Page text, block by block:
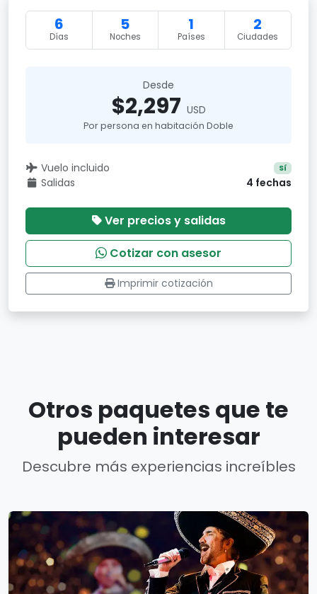
6
Días
5
Noches
1
Países
2
Ciudades
Desde
$2,297 USD
Por persona en habitación Doble
Vuelo incluido Sí
Salidas 4 fechas
Ver precios y salidas
Cotizar con asesor
Imprimir cotización
Otros paquetes que te
pueden interesar
Descubre más experiencias increíbles